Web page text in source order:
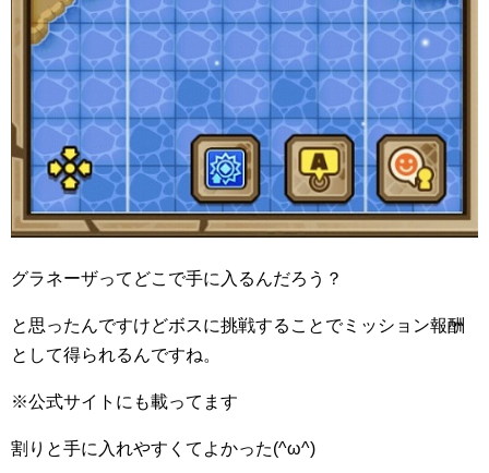
グラネーザってどこで手に入るんだろう？
と思ったんですけどボスに挑戦することでミッション報酬
として得られるんですね。
※公式サイトにも載ってます
割りと手に入れやすくてよかった(^ω^)